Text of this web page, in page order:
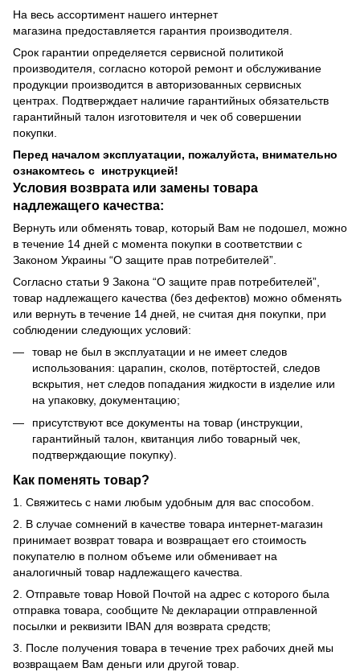
На весь ассортимент нашего интернет
магазина предоставляется гарантия производителя.
Срок гарантии определяется сервисной политикой
производителя, согласно которой ремонт и обслуживание
продукции производится в авторизованных сервисных
центрах. Подтверждает наличие гарантийных обязательств
гарантийный талон изготовителя и чек об совершении
покупки.
Перед началом эксплуатации, пожалуйста, внимательно
ознакомтесь с инструкцией!
Условия возврата или замены товара
надлежащего качества:
Вернуть или обменять товар, который Вам не подошел, можно
в течение 14 дней с момента покупки в соответствии с
Законом Украины “О защите прав потребителей”.
Согласно статьи 9 Закона “О защите прав потребителей”,
товар надлежащего качества (без дефектов) можно обменять
или вернуть в течение 14 дней, не считая дня покупки, при
соблюдении следующих условий:
товар не был в эксплуатации и не имеет следов
использования: царапин, сколов, потёртостей, следов
вскрытия, нет следов попадания жидкости в изделие или
на упаковку, документацию;
присутствуют все документы на товар (инструкции,
гарантийный талон, квитанция либо товарный чек,
подтверждающие покупку).
Как поменять товар?
1. Свяжитесь с нами любым удобным для вас способом.
2. В случае сомнений в качестве товара интернет-магазин
принимает возврат товара и возвращает его стоимость
покупателю в полном объеме или обменивает на
аналогичный товар надлежащего качества.
2. Отправьте товар Новой Почтой на адрес с которого была
отправка товара, сообщите № декларации отправленной
посылки и реквизити IBAN для возврата средств;
3. После получения товара в течение трех рабочих дней мы
возвращаем Вам деньги или другой товар.